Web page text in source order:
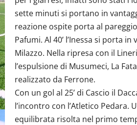
sette minuti si portano in
reazione ospite porta al
Pafumi. Al 40’ l’Inessa si porta in
Milazzo. Nella ripresa con il
l’espulsione di Musumeci, La
realizzato da Ferrone.
Con un gol al 25’ di Cascio il
l’incontro con l’Atletico Pedara.
equilibrata risolta nel primo